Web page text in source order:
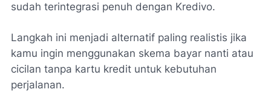
sudah terintegrasi penuh dengan Kredivo.
Langkah ini menjadi alternatif paling realistis jika
kamu ingin menggunakan skema bayar nanti atau
cicilan tanpa kartu kredit untuk kebutuhan
perjalanan.